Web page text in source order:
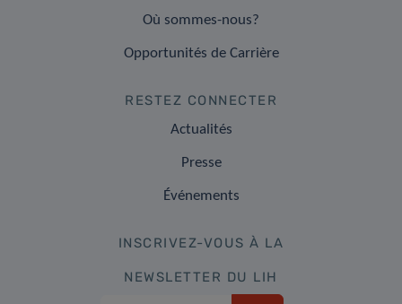
Où sommes-nous?
Opportunités de Carrière
RESTEZ CONNECTER
Actualités
Presse
Événements
INSCRIVEZ-VOUS À LA
NEWSLETTER DU LIH